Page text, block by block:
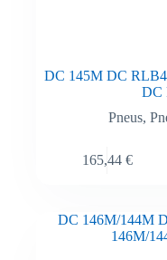
DC 145M DC
DC
Pneus,
165,44 €